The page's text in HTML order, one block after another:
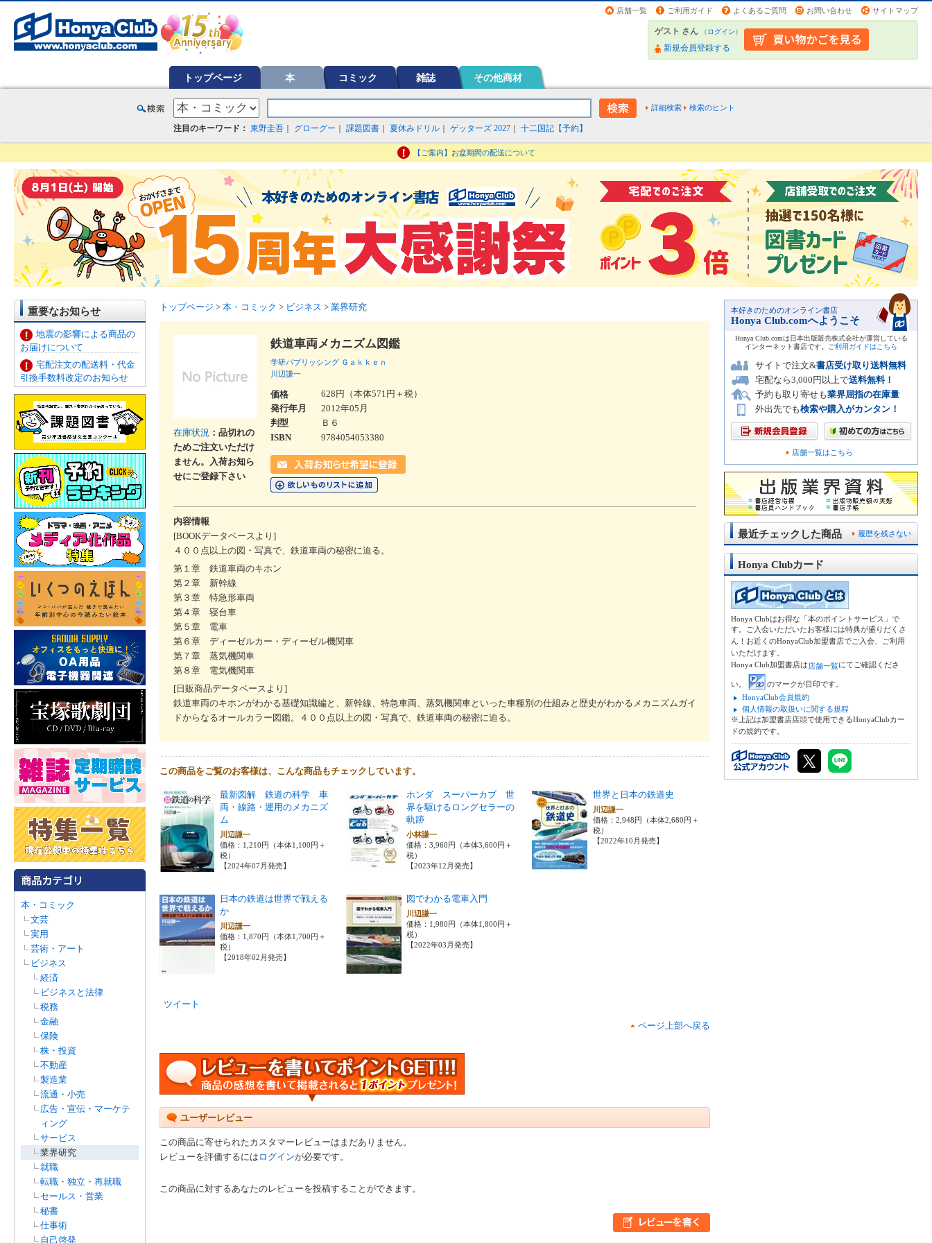
店舗一覧 ご利用ガイド よくあるご質問 お問い合わせ サイトマップ
ゲスト さん （ログイン）
新規会員登録する
トップページ 本 コミック 雑誌 その他商材
詳細検索 検索のヒント
注目のキーワード： 東野圭吾 グローグー 課題図書 夏休みドリル ゲッターズ 2027 十二国記【予約】
【ご案内】お盆期間の配送について
重要なお知らせ
地震の影響による商品の
お届けについて
宅配注文の配送料・代金
引換手数料改定のお知らせ
本・コミック
文芸
実用
芸術・アート
ビジネス
経済
ビジネスと法律
税務
金融
保険
株・投資
不動産
製造業
流通・小売
広告・宣伝・マーケテ
ィング
サービス
業界研究
就職
転職・独立・再就職
セールス・営業
秘書
仕事術
自己啓発
トップページ > 本・コミック > ビジネス > 業界研究
在庫状況 ：品切れの
ためご注文いただけ
ません。入荷お知ら
せにご登録下さい
鉄道車両メカニズム図鑑
学研パブリッシング Ｇａｋｋｅｎ
川辺謙一
価格
628円（本体571円＋税）
発行年月
2012年05月
判型
Ｂ６
ISBN
9784054053380
内容情報
[BOOKデータベースより]
４００点以上の図・写真で、鉄道車両の秘密に迫る。
第１章 鉄道車両のキホン
第２章 新幹線
第３章 特急形車両
第４章 寝台車
第５章 電車
第６章 ディーゼルカー・ディーゼル機関車
第７章 蒸気機関車
第８章 電気機関車
[日販商品データベースより]
鉄道車両のキホンがわかる基礎知識編と、新幹線、特急車両、蒸気機関車といった車種別の仕組みと歴史がわかるメカニズムガイ
ドからなるオールカラー図鑑。４００点以上の図・写真で、鉄道車両の秘密に迫る。
この商品をご覧のお客様は、こんな商品もチェックしています。
最新図解 鉄道の科学 車
両・線路・運用のメカニズ
ム
川辺謙一
価格：1,210円（本体1,100円＋
税）
【2024年07月発売】
ホンダ スーパーカブ 世
界を駆けるロングセラーの
軌跡
小林謙一
価格：3,960円（本体3,600円＋
税）
【2023年12月発売】
世界と日本の鉄道史
川辺謙一
価格：2,948円（本体2,680円＋
税）
【2022年10月発売】
日本の鉄道は世界で戦える
か
川辺謙一
価格：1,870円（本体1,700円＋
税）
【2018年02月発売】
図でわかる電車入門
川辺謙一
価格：1,980円（本体1,800円＋
税）
【2022年03月発売】
ツイート
ページ上部へ戻る
ユーザーレビュー
この商品に寄せられたカスタマーレビューはまだありません。
レビューを評価するには ログインが必要です。
この商品に対するあなたのレビューを投稿することができます。
本好きのためのオンライン書店
Honya Club.comへようこそ
Honya Club.comは日本出版販売株式会社が運営している
インターネット書店です。
ご利用ガイドはこちら
サイトで注文&書店受け取り送料無料
宅配なら3,000円以上で送料無料！
予約も取り寄せも業界屈指の在庫量
外出先でも検索や購入がカンタン！
店舗一覧はこちら
履歴を残さない
最近チェックした商品
Honya Clubカード
Honya Clubはお得な「本のポイントサービス」で
す。ご入会いただいたお客様には特典が盛りだくさ
ん！お近くのHonyaClub加盟書店でご入会、ご利用
いただけます。
Honya Club加盟書店は店舗一覧にてご確認くださ
い。
のマークが目印です。
HonyaClub会員規約
個人情報の取扱いに関する規程
※上記は加盟書店店頭で使用できるHonyaClubカー
ドの規約です。